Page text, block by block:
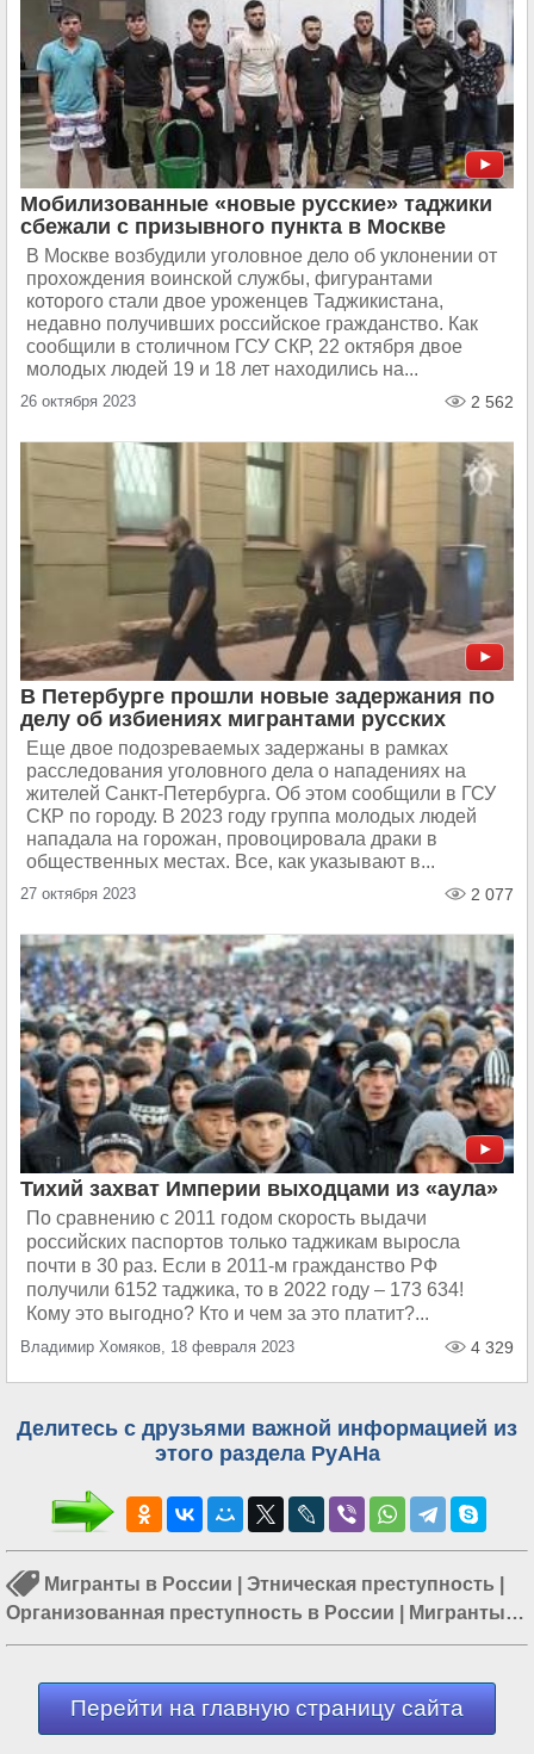
Мобилизованные «новые русские» таджики
сбежали с призывного пункта в Москве
В Москве возбудили уголовное дело об уклонении от
прохождения воинской службы, фигурантами
которого стали двое уроженцев Таджикистана,
недавно получивших российское гражданство. Как
сообщили в столичном ГСУ СКР, 22 октября двое
молодых людей 19 и 18 лет находились на...
26 октября 2023 2 562
В Петербурге прошли новые задержания по
делу об избиениях мигрантами русских
Еще двое подозреваемых задержаны в рамках
расследования уголовного дела о нападениях на
жителей Санкт-Петербурга. Об этом сообщили в ГСУ
СКР по городу. В 2023 году группа молодых людей
нападала на горожан, провоцировала драки в
общественных местах. Все, как указывают в...
27 октября 2023 2 077
Тихий захват Империи выходцами из «аула»
По сравнению с 2011 годом скорость выдачи
российских паспортов только таджикам выросла
почти в 30 раз. Если в 2011-м гражданство РФ
получили 6152 таджика, то в 2022 году – 173 634!
Кому это выгодно? Кто и чем за это платит?...
Владимир Хомяков, 18 февраля 2023 4 329
Делитесь с друзьями важной информацией из
этого раздела РуАНа
Мигранты в России Этническая преступность
Организованная преступность в России
Мигранты в
Москве|Очищение России|Мигранты в СПБ|
Перейти на главную страницу сайта